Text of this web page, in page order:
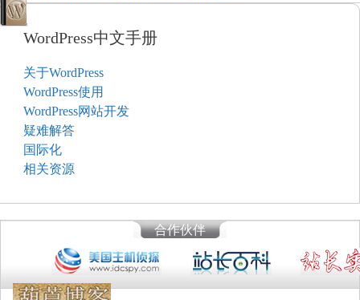
Contact Form 7哪个好
WordPress中文手册
关于WordPress
WordPress使用
WordPress网站开发
疑难解答
国际化
相关资源
合作伙伴